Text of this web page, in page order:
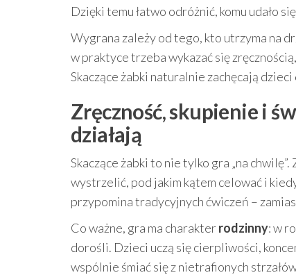
Dzięki temu łatwo odróżnić, komu udało
Wygrana zależy od tego, kto utrzyma na
w praktyce trzeba wykazać się
Skaczące żabki naturalnie zachęcają
Zręczność, skupienie i
działają
Skaczące żabki to nie tylko gra „na
wystrzelić, pod jakim kątem celować i
przypomina tradycyjnych ćwiczeń –
Co ważne, gra ma charakterrodzinny: w
dorośli. Dzieci uczą się cierpliwości,
wspólnie śmiać się z nietrafionych